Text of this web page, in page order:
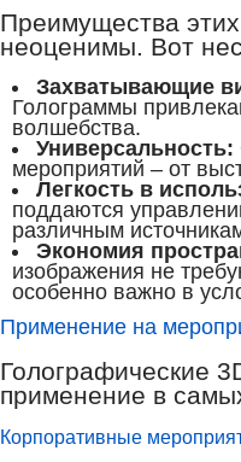
Преимущества
неоценимы. Вот
Захватывающие
Голограммы
волшебства.
Универсальность:
мероприятий – от
Легкость в
поддаются
различным
Экономия
изображения не
особенно важно в
Применение на
Голографические
применение в
Корпоративные